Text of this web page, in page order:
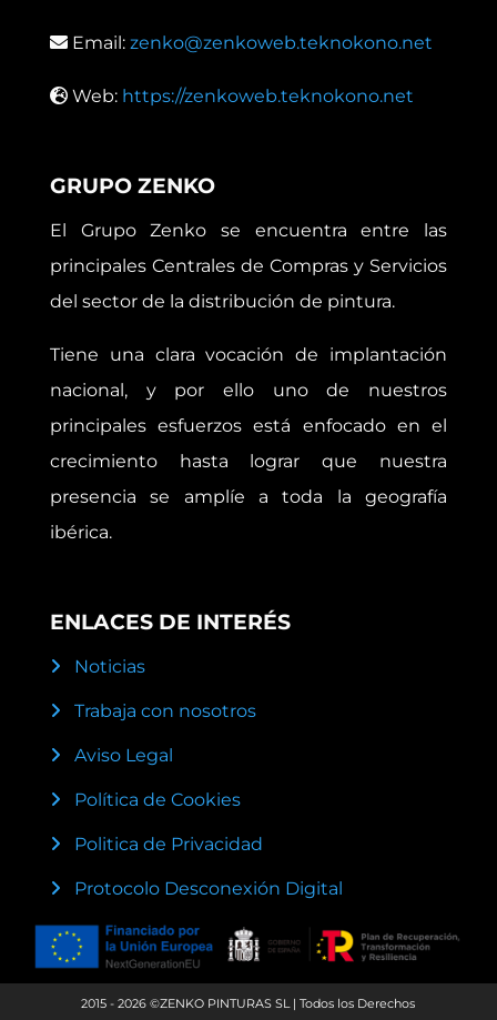
Email: zenko@zenkoweb.teknokono.net
Web: https://zenkoweb.teknokono.net
GRUPO ZENKO
El Grupo Zenko se encuentra entre las
principales Centrales de Compras y Servicios
del sector de la distribución de pintura.
Tiene una clara vocación de implantación
nacional, y por ello uno de nuestros
principales esfuerzos está enfocado en el
crecimiento hasta lograr que nuestra
presencia se amplíe a toda la geografía
ibérica.
ENLACES DE INTERÉS
Noticias
Trabaja con nosotros
Aviso Legal
Política de Cookies
Politica de Privacidad
Protocolo Desconexión Digital
2015 - 2026 ©ZENKO PINTURAS SL | Todos los Derechos